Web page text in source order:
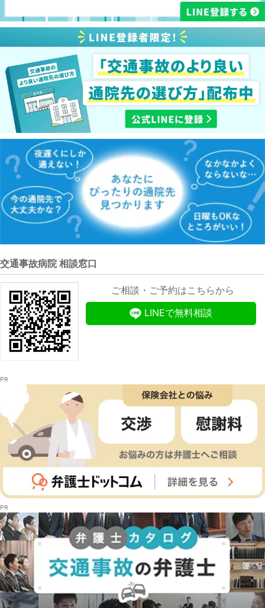
交通事故病院 相談窓口
ご相談・ご予約はこちらから
LINEで無料相談